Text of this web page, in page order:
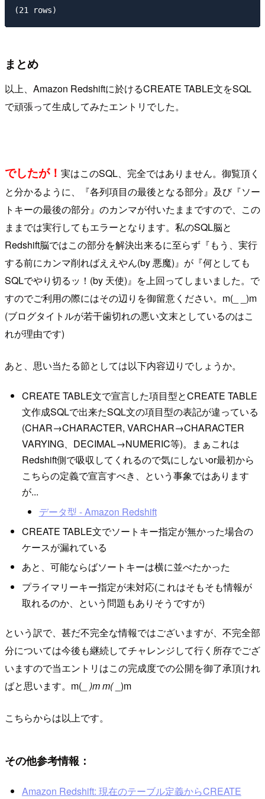
まとめ
以上、Amazon Redshiftに於けるCREATE TABLE文をSQL
で頑張って生成してみたエントリでした。
でしたが！ 実はこのSQL、完全ではありません。御覧頂く
と分かるように、『各列項目の最後となる部分』及び『ソー
トキーの最後の部分』のカンマが付いたままですので、この
ままでは実行してもエラーとなります。私のSQL脳と
Redshift脳ではこの部分を解決出来るに至らず『もう、実行
する前にカンマ削ればええやん(by 悪魔)』が『何としても
SQLでやり切るッ！(by 天使)』を上回ってしまいました。で
すのでご利用の際にはその辺りを御留意ください。m(_ _)m
(ブログタイトルが若干歯切れの悪い文末としているのはこ
れが理由です)
あと、思い当たる節としては以下内容辺りでしょうか。
CREATE TABLE文で宣言した項目型とCREATE TABLE
文作成SQLで出来たSQL文の項目型の表記が違っている
(CHAR→CHARACTER, VARCHAR→CHARACTER
VARYING、DECIMAL→NUMERIC等)。まぁこれは
Redshift側で吸収してくれるので気にしないor最初から
こちらの定義で宣言すべき、という事象ではあります
が...
データ型 - Amazon Redshift
CREATE TABLE文でソートキー指定が無かった場合の
ケースが漏れている
あと、可能ならばソートキーは横に並べたかった
プライマリーキー指定が未対応(これはそもそも情報が
取れるのか、という問題もありそうですが)
という訳で、甚だ不完全な情報ではございますが、不完全部
分については今後も継続してチャレンジして行く所存でござ
いますので当エントリはこの完成度での公開を御了承頂けれ
ばと思います。m(_ )m m(_)m
こちらからは以上です。
その他参考情報：
Amazon Redshift: 現在のテーブル定義からCREATE